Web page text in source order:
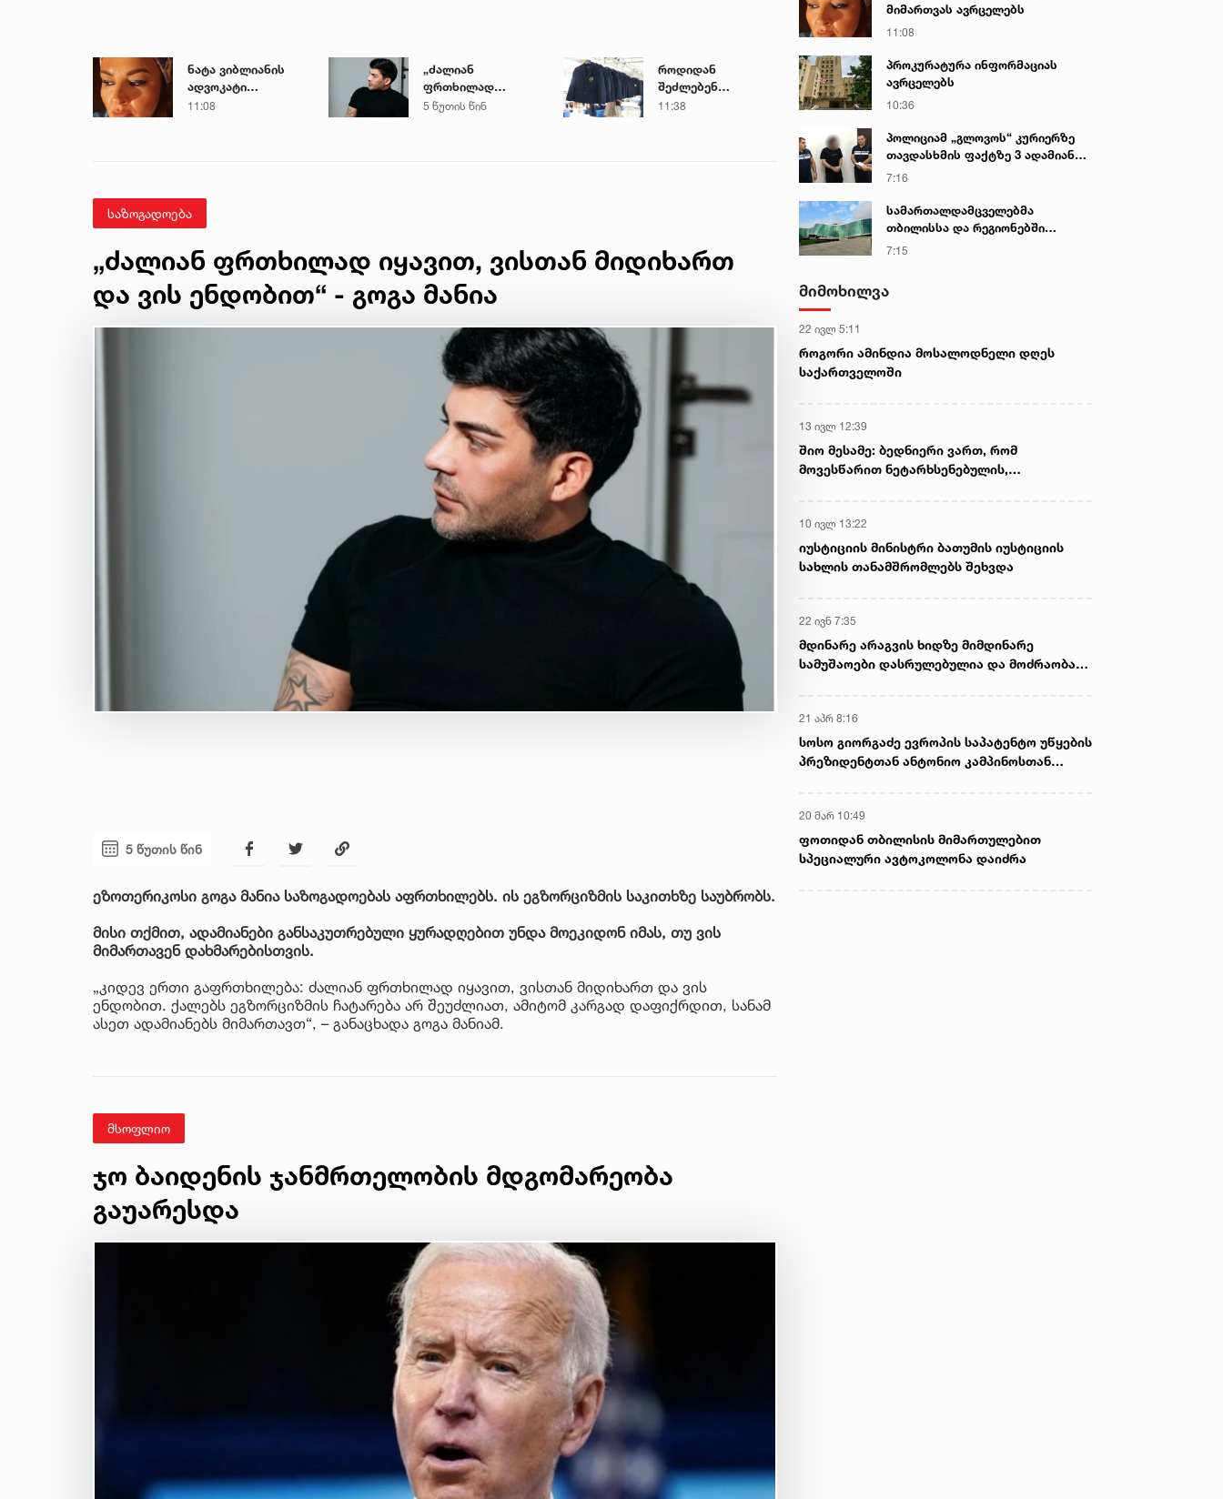
ნატა ვიბლიანის
ადვოკატი
მიმართვას
11:08
„ძალიან
ფრთხილად
იყავით, ვისთან
5 წუთის წინ
როდიდან
შეძლებენ
მშობლები
11:38
საზოგადოება
„ძალიან ფრთხილად იყავით, ვისთან მიდიხართ
და ვის ენდობით“ - გოგა მანია
5 წუთის წინ
ეზოთერიკოსი გოგა მანია საზოგადოებას აფრთხილებს. ის ეგზორციზმის საკითხზე საუბრობს.
მისი თქმით, ადამიანები განსაკუთრებული ყურადღებით უნდა მოეკიდონ იმას, თუ ვის
მიმართავენ დახმარებისთვის.
„კიდევ ერთი გაფრთხილება: ძალიან ფრთხილად იყავით, ვისთან მიდიხართ და ვის
ენდობით. ქალებს ეგზორციზმის ჩატარება არ შეუძლიათ, ამიტომ კარგად დაფიქრდით, სანამ
ასეთ ადამიანებს მიმართავთ“, – განაცხადა გოგა მანიამ.
მსოფლიო
ჯო ბაიდენის ჯანმრთელობის მდგომარეობა
გაუარესდა
მიმართვას ავრცელებს
11:08
პროკურატურა ინფორმაციას
ავრცელებს
10:36
პოლიციამ „გლოვოს“ კურიერზე
თავდასხმის ფაქტზე 3 ადამიანი
დააკავა
7:16
სამართალდამცველებმა
თბილისსა და რეგიონებში
უკანონო ცეცხლსასროლი
7:15
მიმოხილვა
22 ივლ 5:11
როგორი ამინდია მოსალოდნელი დღეს
საქართველოში
13 ივლ 12:39
შიო მესამე: ბედნიერი ვართ, რომ
მოვესწარით ნეტარხსენებულის,
10 ივლ 13:22
იუსტიციის მინისტრი ბათუმის იუსტიციის
სახლის თანამშრომლებს შეხვდა
22 ივნ 7:35
მდინარე არაგვის ხიდზე მიმდინარე
სამუშაოები დასრულებულია და მოძრაობა
21 აპრ 8:16
სოსო გიორგაძე ევროპის საპატენტო უწყების
პრეზიდენტთან ანტონიო კამპინოსთან
20 მარ 10:49
ფოთიდან თბილისის მიმართულებით
სპეციალური ავტოკოლონა დაიძრა